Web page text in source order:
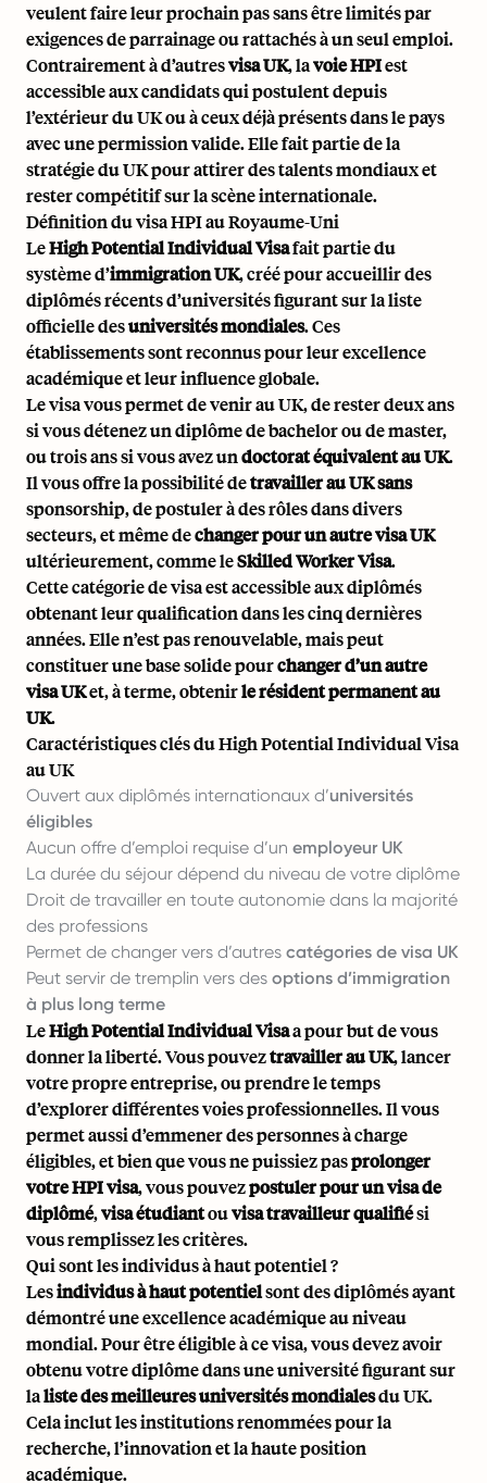
veulent faire leur prochain pas sans être limités par
exigences de parrainageou rattachés à un seul emploi.
Contrairement à d’autresvisa UK, lavoie HPIest
accessible aux candidats qui postulent depuis
l’extérieur du UK ou à ceux déjà présents dans le pays
avec une permission valide. Elle fait partie de la
stratégie du UK pour attirer des talents mondiaux et
rester compétitif sur la scène internationale.
Définition du visa HPI au Royaume-Uni
LeHigh Potential Individual Visafait partie du
système d’immigration UK, créé pour accueillir des
diplômés récents d’universités figurant sur la liste
officielle desuniversités mondiales. Ces
établissements sont reconnus pour leur excellence
académique et leur influence globale.
Le visa vous permet de venir au UK, de rester deux ans
si vous détenez un diplôme de bachelor ou de master,
ou trois ans si vous avez undoctorat équivalent au UK.
Il vous offre la possibilité detravailler au UK sans
sponsorship, de postuler à des rôles dans divers
secteurs, et même dechanger pour un autre visa UK
ultérieurement, comme leSkilled Worker Visa.
Cette catégorie de visa est accessible aux diplômés
obtenant leur qualification dans les cinq dernières
années. Elle n’est pas renouvelable, mais peut
constituer une base solide pourchanger d’un autre
visa UKet, à terme, obtenirle résident permanent au
UK.
Caractéristiques clés du High Potential Individual Visa
au UK
Ouvert aux diplômés internationaux d’universités
éligibles
Aucun offre d’emploi requise d’un employeur UK
La durée du séjour dépend du niveau de votre diplôme
Droit de travailler en toute autonomie dans la majorité
des professions
Permet de changer vers d’autres catégories de visa UK
Peut servir de tremplin vers des options d’immigration
à plus long terme
LeHigh Potential Individual Visaa pour but de vous
donner la liberté. Vous pouveztravailler au UK, lancer
votre propre entreprise, ou prendre le temps
d’explorer différentes voies professionnelles. Il vous
permet aussi d’emmener des personnes à charge
éligibles, et bien que vous ne puissiez pasprolonger
votre HPI visa, vous pouvezpostuler pour un visa de
diplômé,visa étudiantouvisa travailleur qualifiési
vous remplissez les critères.
Qui sont les individus à haut potentiel ?
Lesindividus à haut potentielsont des diplômés ayant
démontré une excellence académique au niveau
mondial. Pour être éligible à ce visa, vous devez avoir
obtenu votre diplôme dans une université figurant sur
laliste des meilleures universités mondialesdu UK.
Cela inclut les institutions renommées pour la
recherche, l’innovation et la haute position
académique.